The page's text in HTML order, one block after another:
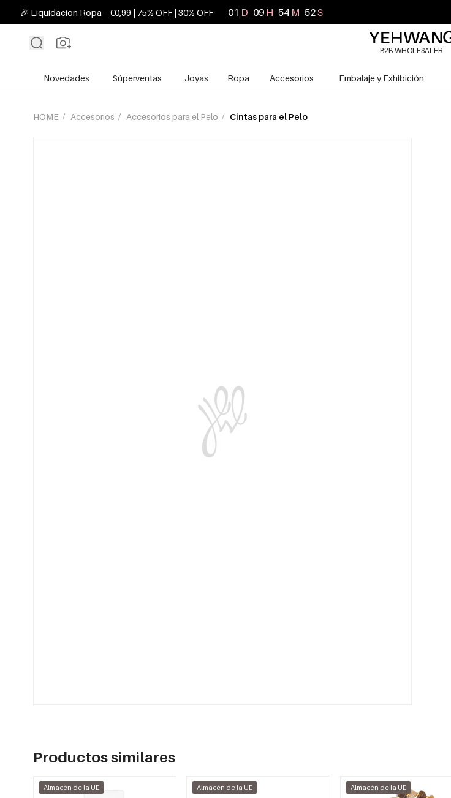
🎉 Liquidación Ropa – €0,99 | 75% OFF | 30% OFF 01 D 09 H 54 M 51S
B2B WHOLESALER
Novedades Súperventas Joyas Ropa Accesorios Embalaje y Exhibición
HOME / Accesorios / Accesorios para el Pelo / Cintas para el Pelo
Productos similares
Almacén de la UE Almacén de la UE Almacén de la UE